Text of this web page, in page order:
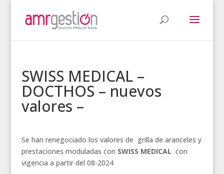
SWISS MEDICAL –
DOCTHOS – nuevos
valores –
Se han renegociado los valores de grilla de aranceles y
prestaciones moduladas con SWISS MEDICAL con
vigencia a partir del 08-2024